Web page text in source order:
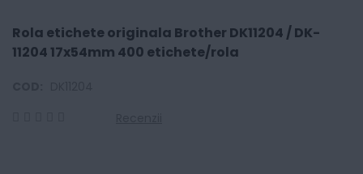
Rola etichete originala Brother DK11204 / DK-
11204 17x54mm 400 etichete/rola